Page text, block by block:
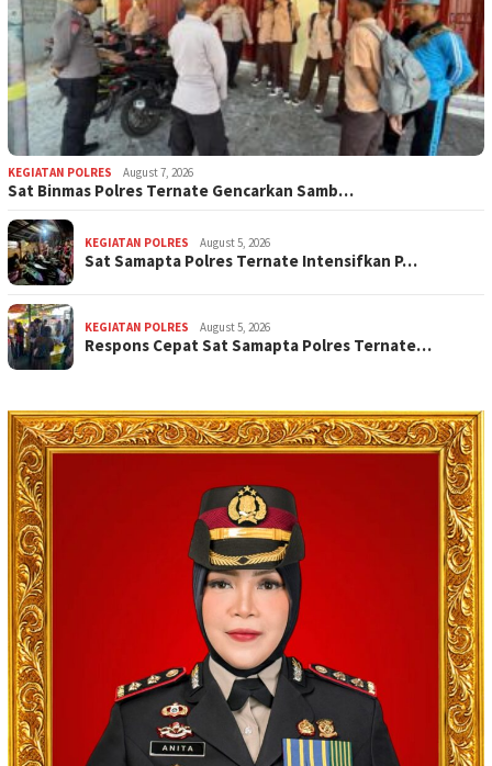
KEGIATAN POLRES August 7, 2026
Sat Binmas Polres Ternate Gencarkan Samb…
KEGIATAN POLRES August 5, 2026
Sat Samapta Polres Ternate Intensifkan P…
KEGIATAN POLRES August 5, 2026
Respons Cepat Sat Samapta Polres Ternate…